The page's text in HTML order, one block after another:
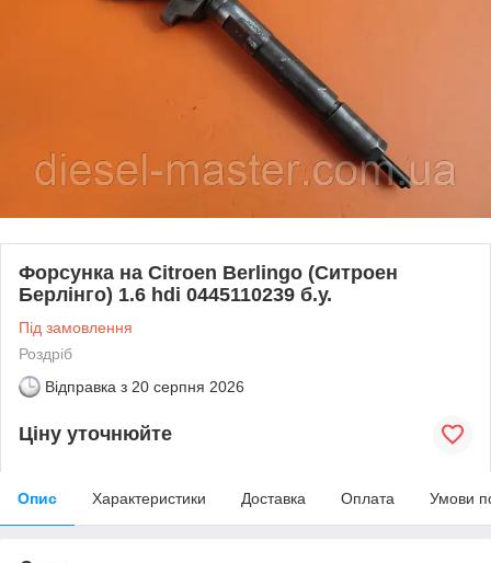
Форсунка на Citroen Berlingo (Ситроен
Берлінго) 1.6 hdi 0445110239 б.у.
Під замовлення
Роздріб
Відправка з 20 серпня 2026
Ціну уточнюйте
Опис Характеристики Доставка Оплата Умови